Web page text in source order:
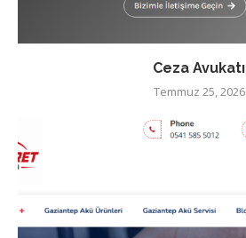
Ceza Avukatı
Temmuz 25, 2026